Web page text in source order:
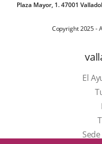
Plaza Mayor, 1. 47001
Copyright 2025 -
El